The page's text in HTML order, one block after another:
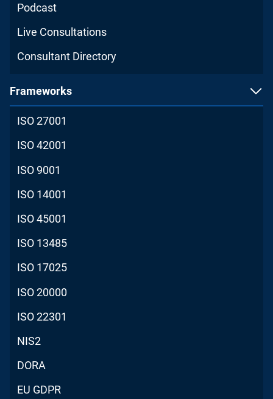
Podcast
Live Consultations
Consultant Directory
Frameworks
ISO 27001
ISO 42001
ISO 9001
ISO 14001
ISO 45001
ISO 13485
ISO 17025
ISO 20000
ISO 22301
NIS2
DORA
EU GDPR